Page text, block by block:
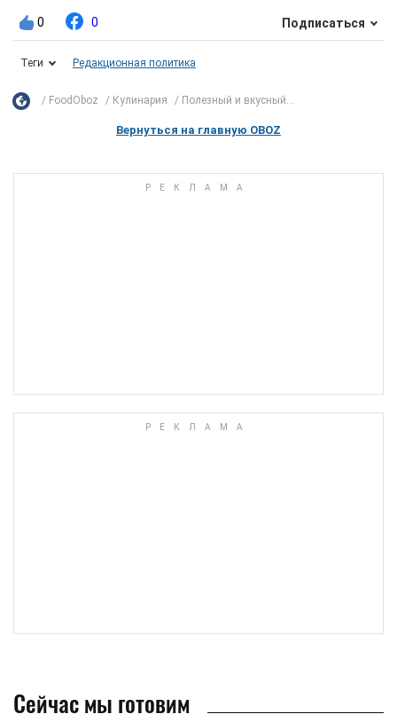
0 0 Подписаться
Теги Редакционная политика
FoodOboz Кулинария Полезный и вкусный...
Вернуться на главную OBOZ
Сейчас мы готовим